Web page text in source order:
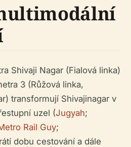
Shivaji Nagar (Fialová linka)
3 (Růžová linka,
transformují Shivajinagar v
uzel (Jugyah;
Rail Guy;
dobu cestování a dále